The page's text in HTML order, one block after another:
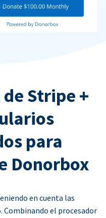
Stripe +
para
Donorbox
en cuenta las
Combinando el procesador